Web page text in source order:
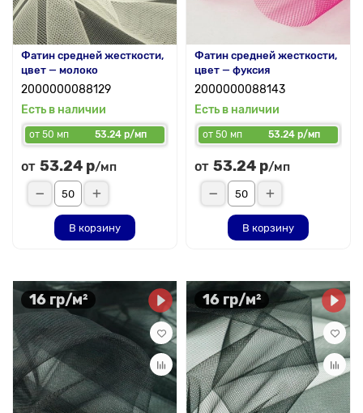
Фатин средней жесткости,
цвет — молоко
2000000088129
Есть в наличии
от 50 мп 53.24 р/мп
от 53.24 р/мп
В корзину
Фатин средней жесткости,
цвет — фуксия
2000000088143
Есть в наличии
от 50 мп 53.24 р/мп
от 53.24 р/мп
В корзину
16 гр/м² 16 гр/м²